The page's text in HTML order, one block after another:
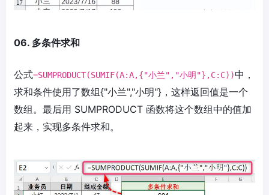
06. 多条件求和
公式=SUMPRODUCT(SUMIF(A:A,{"小兰","小明"},C:C))中，
求和条件使用了数组{"小兰","小明"}，这样返回值是一个
数组。最后用 SUMPRODUCT 函数将这个数组中的值加
起来，实现多条件求和。